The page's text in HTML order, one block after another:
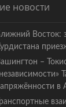
новости
Восток:
–
в
Транспортные